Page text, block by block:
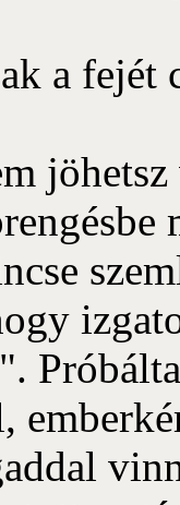
a fejét
jöhetsz